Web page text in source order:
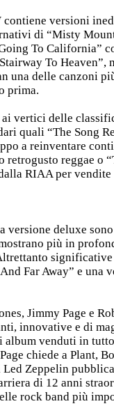
versioni
di “Misty
To California”
To Heaven”,
una delle canzoni
prima.
vertici delle
quali “The Song
a reinventare
retrogusto reggae o
RIAA per vendite
versione deluxe
più in
Far Away” e una
Jimmy Page e
innovative e di
venduti in
chiede a Plant,
Zeppelin
di 12 anni
rock band più